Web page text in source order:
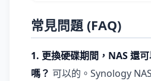
常見問題 (FAQ)
1. 更換硬碟期間，NAS 還
嗎？ 可以的。Synology